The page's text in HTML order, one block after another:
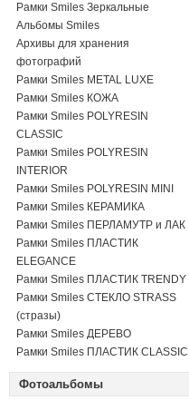
Рамки Smiles Зеркальные
Альбомы Smiles
Архивы для хранения
фотографий
Рамки Smiles METAL LUXE
Рамки Smiles КОЖА
Рамки Smiles POLYRESIN
CLASSIC
Рамки Smiles POLYRESIN
INTERIOR
Рамки Smiles POLYRESIN MINI
Рамки Smiles КЕРАМИКА
Рамки Smiles ПЕРЛАМУТР и ЛАК
Рамки Smiles ПЛАСТИК
ELEGANCE
Рамки Smiles ПЛАСТИК TRENDY
Рамки Smiles СТЕКЛО STRASS
(стразы)
Рамки Smiles ДЕРЕВО
Рамки Smiles ПЛАСТИК CLASSIC
Фотоальбомы